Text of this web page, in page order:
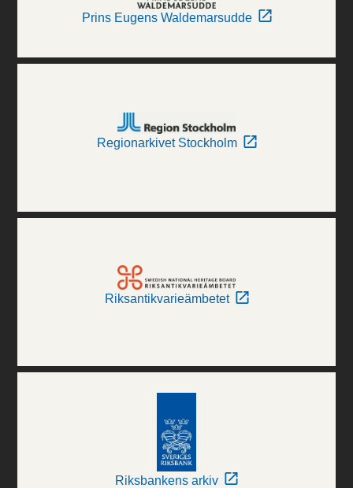
Prins Eugens Waldemarsudde
Regionarkivet Stockholm
Riksantikvarieämbetet
Riksbankens arkiv